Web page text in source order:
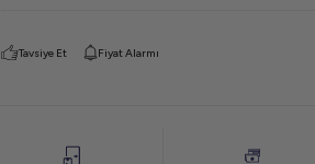
Tavsiye Et Fiyat Alarmı